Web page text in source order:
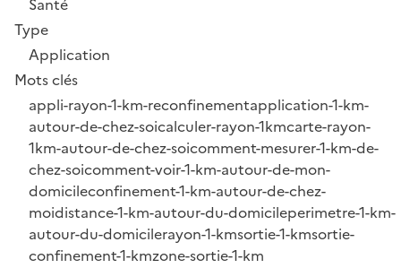
Santé
Type
Application
Mots clés
appli-rayon-1-km-reconfinementapplication-1-km-
autour-de-chez-soicalculer-rayon-1kmcarte-rayon-
1km-autour-de-chez-soicomment-mesurer-1-km-de-
chez-soicomment-voir-1-km-autour-de-mon-
domicileconfinement-1-km-autour-de-chez-
moidistance-1-km-autour-du-domicileperimetre-1-km-
autour-du-domicilerayon-1-kmsortie-1-kmsortie-
confinement-1-kmzone-sortie-1-km